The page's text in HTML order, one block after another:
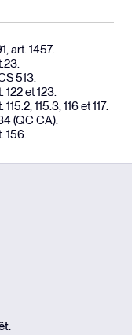
art. 1457.
513.
122 et 123.
115.3, 116 et 117.
(QC CA).
156.